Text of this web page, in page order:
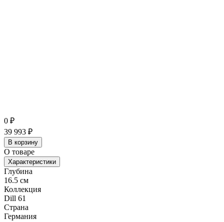
0 ₽
39 993 ₽
В корзину
О товаре
Характеристики
Глубина
16.5 см
Коллекция
Dill 61
Страна
Германия